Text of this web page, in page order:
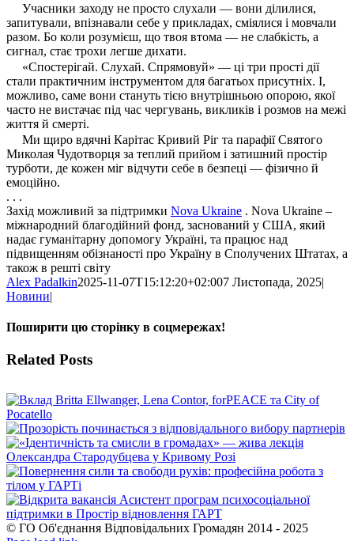
Учасники заходу не просто слухали — вони ділилися,
запитували, впізнавали себе у прикладах, сміялися і мовчали
разом. Бо коли розумієш, що твоя втома — не слабкість, а
сигнал, стає трохи легше дихати.
«Спостерігай. Слухай. Спрямовуй» — ці три прості дії
стали практичним інструментом для багатьох присутніх. І,
можливо, саме вони стануть тією внутрішньою опорою, якої
часто не вистачає під час чергувань, викликів і розмов на межі
життя й смерті.
Ми щиро вдячні Карітас Кривий Ріг та парафії Святого
Миколая Чудотворця за теплий прийом і затишний простір
турботи, де кожен міг відчути себе в безпеці — фізично й
емоційно.
. . .
Захід можливий за підтримки Nova Ukraine . Nova Ukraine –
міжнародний благодійний фонд, заснований у США, який
надає гуманітарну допомогу Україні, та працює над
підвищенням обізнаності про Україну в Сполучених Штатах, а
також в решті світу
Alex Padalkin2025-11-07T15:12:20+02:007 Листопада, 2025|
Новини|
Поширити цю сторінку в соцмережах!
Facebook
X
WhatsApp
Telegram
Related Posts
© ГО Об'єднання Відповідальних Громадян 2014 - 2025